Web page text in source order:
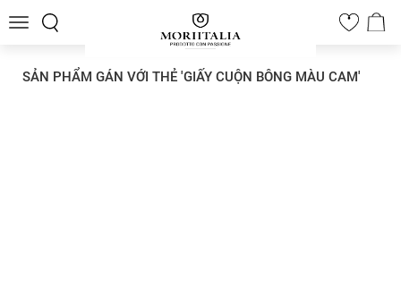
Toggle
0
SẢN PHẨM GÁN VỚI THẺ 'GIẤY CUỘN BÔNG MÀU CAM'